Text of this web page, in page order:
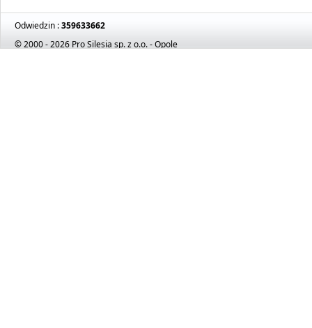
Odwiedzin :359633662
© 2000 - 2026 Pro Silesia sp. z o.o. - Opole